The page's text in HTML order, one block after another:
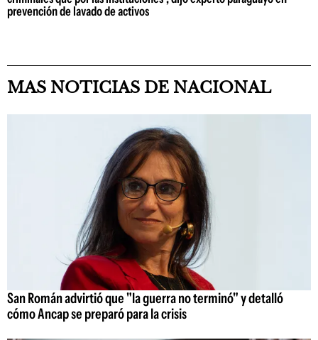
prevención de lavado de activos
MAS NOTICIAS DE NACIONAL
San Román advirtió que "la guerra no terminó" y detalló
cómo Ancap se preparó para la crisis